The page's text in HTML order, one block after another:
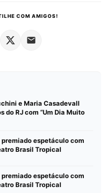
COM AMIGOS!
e Maria Casadevall
do RJ com “Um Dia Muito
espetáculo com
Brasil Tropical
espetáculo com
Brasil Tropical